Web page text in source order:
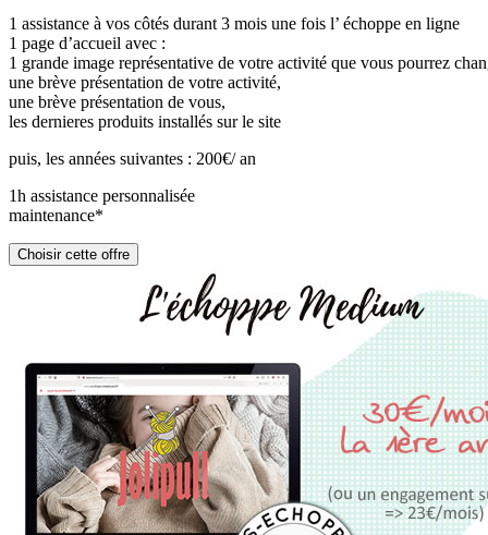
1 assistance à vos côtés durant 3 mois une fois l’ échoppe en ligne
1 page d’accueil avec :
1 grande image représentative de votre activité que vous pourrez
une brève présentation de votre activité,
une brève présentation de vous,
les dernieres produits installés sur le site
puis, les années suivantes : 200€/ an
1h assistance personnalisée
maintenance*
Choisir cette offre